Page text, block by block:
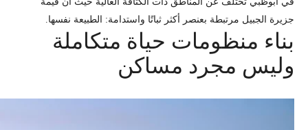
جزيرة الجبيل مرتبطة بعنصر أكثر ثباتًا واستدامة:
الطبيعة نفسها.
بناء منظومات حياة متكاملة
وليس مجرد مساكن